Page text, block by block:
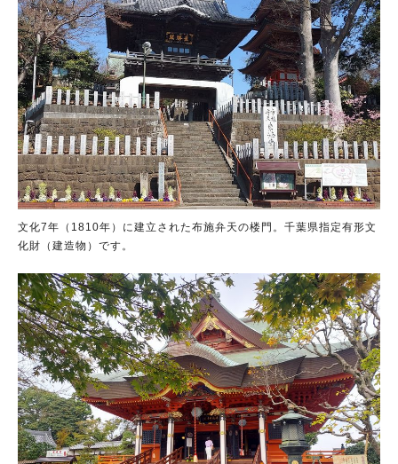
文化7年（1810年）に建立された布施弁天の楼門。千葉県指定有形文
化財（建造物）です。